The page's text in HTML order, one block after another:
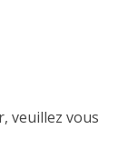
veuillez vous